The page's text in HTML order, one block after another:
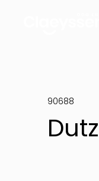
90688
Dutz